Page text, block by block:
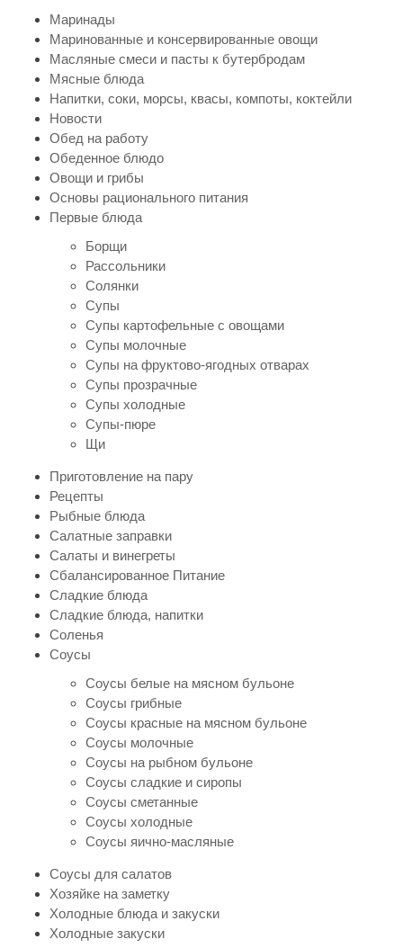
Маринады
Маринованные и консервированные овощи
Масляные смеси и пасты к бутербродам
Мясные блюда
Напитки, соки, морсы, квасы, компоты, коктейли
Новости
Обед на работу
Обеденное блюдо
Овощи и грибы
Основы рационального питания
Первые блюда
Борщи
Рассольники
Солянки
Супы
Супы картофельные с овощами
Супы молочные
Супы на фруктово-ягодных отварах
Супы прозрачные
Супы холодные
Супы-пюре
Щи
Приготовление на пару
Рецепты
Рыбные блюда
Салатные заправки
Салаты и винегреты
Сбалансированное Питание
Сладкие блюда
Сладкие блюда, напитки
Соленья
Соусы
Соусы белые на мясном бульоне
Соусы грибные
Соусы красные на мясном бульоне
Соусы молочные
Соусы на рыбном бульоне
Соусы сладкие и сиропы
Соусы сметанные
Соусы холодные
Соусы яично-масляные
Соусы для салатов
Хозяйке на заметку
Холодные блюда и закуски
Холодные закуски